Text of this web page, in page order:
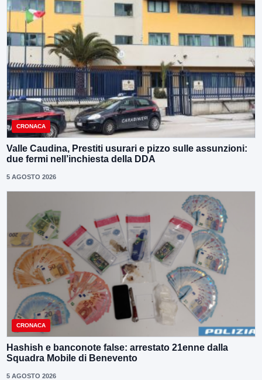
CRONACA
Valle Caudina, Prestiti usurari e pizzo sulle assunzioni:
due fermi nell’inchiesta della DDA
5 AGOSTO 2026
CRONACA
Hashish e banconote false: arrestato 21enne dalla
Squadra Mobile di Benevento
5 AGOSTO 2026